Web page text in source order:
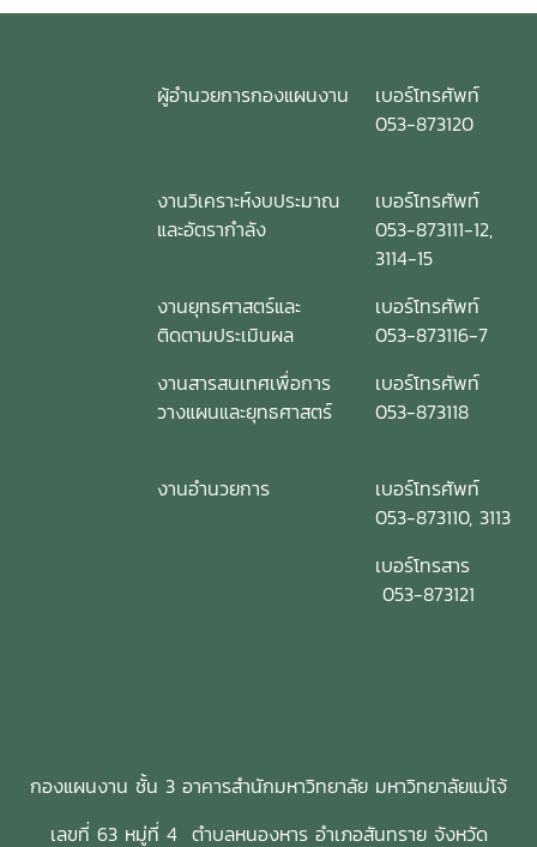
ผู้อำนวยการกองแผนงาน
เบอร์โทรศัพท์
053-873120
งานวิเคราะห์งบประมาณ
และอัตรากำลัง
เบอร์โทรศัพท์
053-873111-12,
3114-15
งานยุทธศาสตร์และ
ติดตามประเมินผล
เบอร์โทรศัพท์
053-873116-7
งานสารสนเทศเพื่อการ
วางแผนและยุทธศาสตร์
เบอร์โทรศัพท์
053-873118
งานอำนวยการ
เบอร์โทรศัพท์
053-873110, 3113
เบอร์โทรสาร
053-873121
กองแผนงาน ชั้น 3 อาคารสำนักมหาวิทยาลัย มหาวิทยาลัยแม่โจ้
เลขที่ 63 หมู่ที่ 4 ตำบลหนองหาร อำเภอสันทราย จังหวัด